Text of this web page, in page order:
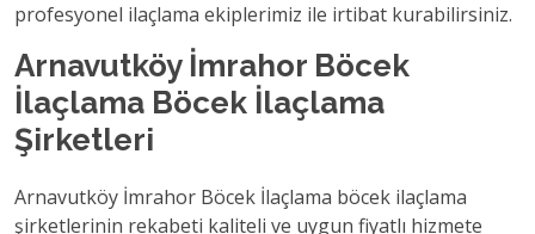
profesyonel ilaçlama ekiplerimiz ile irtibat kurabilirsiniz.
Arnavutköy İmrahor Böcek
İlaçlama Böcek İlaçlama
Şirketleri
Arnavutköy İmrahor Böcek İlaçlama böcek ilaçlama
şirketlerinin rekabeti kaliteli ve uygun fiyatlı hizmete